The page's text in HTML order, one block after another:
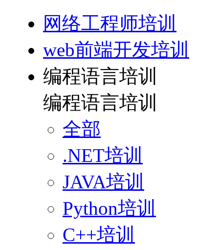
网络工程师培训
web前端开发培训
编程语言培训
编程语言培训
全部
.NET培训
JAVA培训
Python培训
C++培训